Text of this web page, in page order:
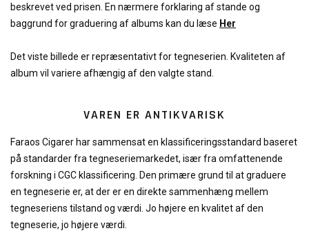
beskrevet ved prisen. En nærmere forklaring af stande og
baggrund for graduering af albums kan du læse Her
Det viste billede er repræsentativt for tegneserien. Kvaliteten af
album vil variere afhængig af den valgte stand.
VAREN ER ANTIKVARISK
Faraos Cigarer har sammensat en klassificeringsstandard baseret
på standarder fra tegneseriemarkedet, især fra omfattenende
forskning i CGC klassificering. Den primære grund til at graduere
en tegneserie er, at der er en direkte sammenhæng mellem
tegneseriens tilstand og værdi. Jo højere en kvalitet af den
tegneserie, jo højere værdi.